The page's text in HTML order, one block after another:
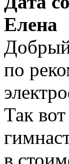
Елена
по
Так